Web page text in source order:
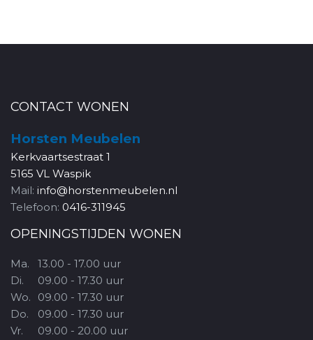
CONTACT WONEN
Horsten Meubelen
Kerkvaartsestraat 1
5165 VL Waspik
Mail: info@horstenmeubelen.nl
Telefoon: 0416-311945
OPENINGSTIJDEN WONEN
Ma.
Di.
Wo.
Do.
Vr.
13.00 - 17.00 uur
09.00 - 17.30 uur
09.00 - 17.30 uur
09.00 - 17.30 uur
09.00 - 20.00 uur